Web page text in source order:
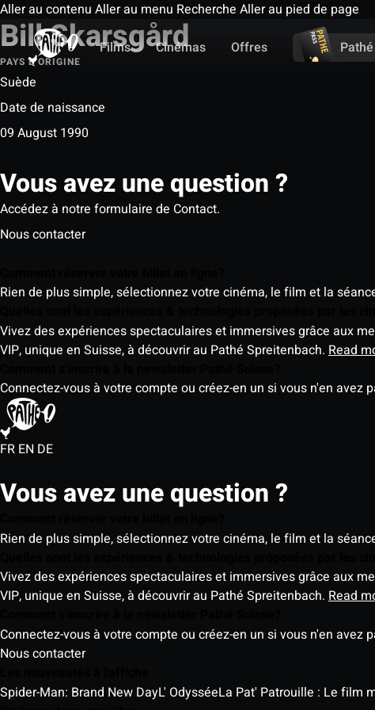
Aller au contenu Aller au menu Recherche Aller au pied de page
Films
Cinémas Offres
Bill Skarsgård
PAYS D'ORIGINE
Suède
Date de naissance
09 August 1990
Vous avez une question ?
Accédez à notre formulaire de Contact.
Nous contacter
Rien de plus simple, sélectionnez votre cinéma, le film et la
Vivez des expériences spectaculaires et immersives grâce aux
VIP, unique en Suisse, à découvrir au Pathé Spreitenbach. Read
Connectez-vous à votre compte ou créez-en un si vous n'en
FR EN DE
Vous avez une question ?
Rien de plus simple, sélectionnez votre cinéma, le film et la
Vivez des expériences spectaculaires et immersives grâce aux
VIP, unique en Suisse, à découvrir au Pathé Spreitenbach. Read
Connectez-vous à votre compte ou créez-en un si vous n'en
Nous contacter
Spider-Man: Brand New DayL' OdysséeLa Pat' Patrouille : Le film